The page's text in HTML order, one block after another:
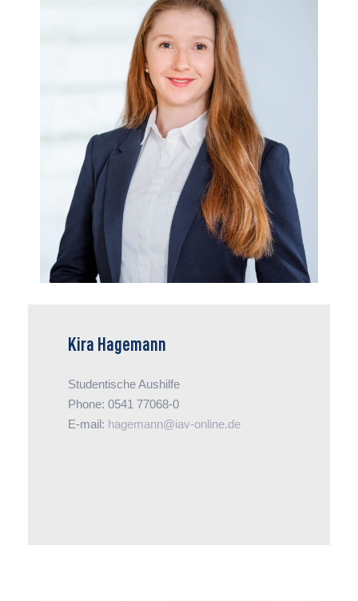
Kira Hagemann
Studentische Aushilfe
Phone: 0541 77068-0
E-mail: hagemann@iav-online.de